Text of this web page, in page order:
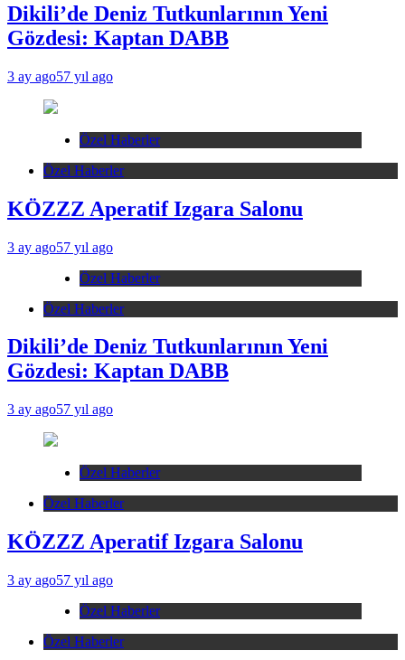
Dikili’de Deniz Tutkunlarının Yeni
Gözdesi: Kaptan DABB
3 ay ago57 yıl ago
Özel Haberler
Özel Haberler
KÖZZZ Aperatif Izgara Salonu
3 ay ago57 yıl ago
Özel Haberler
Özel Haberler
Dikili’de Deniz Tutkunlarının Yeni
Gözdesi: Kaptan DABB
3 ay ago57 yıl ago
Özel Haberler
Özel Haberler
KÖZZZ Aperatif Izgara Salonu
3 ay ago57 yıl ago
Özel Haberler
Özel Haberler